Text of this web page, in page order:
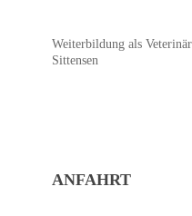
Weiterbildung als
Sittensen
ANFAHRT